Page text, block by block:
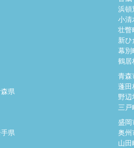
浜頓
小清
壮瞥
新
幕別
鶴居
県
青森
蓬田
野
三戸
県
盛岡
奥州
山田